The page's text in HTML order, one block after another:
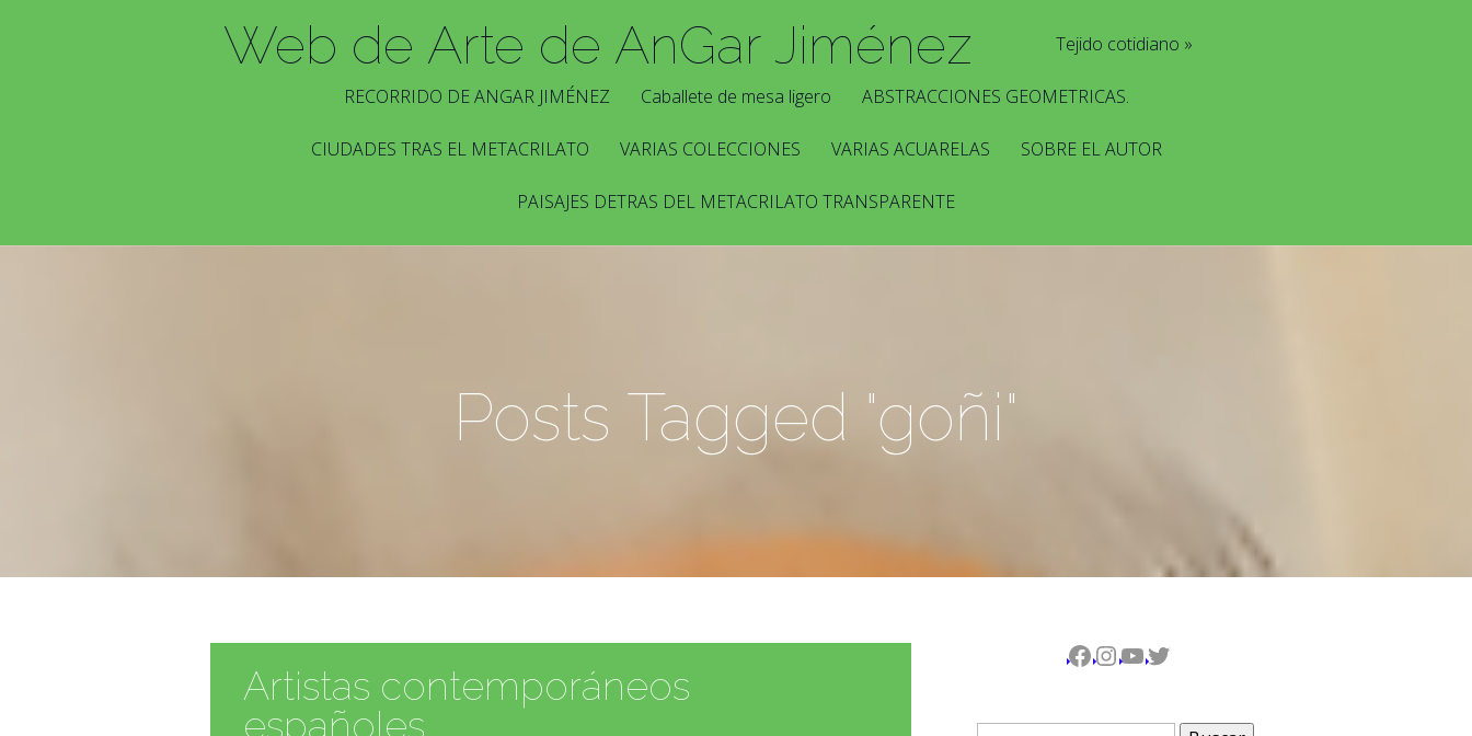
Web de Arte de AnGar Jiménez Tejido cotidiano
RECORRIDO DE ANGAR JIMÉNEZ Caballete de mesa ligero ABSTRACCIONES GEOMETRICAS.
CIUDADES TRAS EL METACRILATO VARIAS COLECCIONES VARIAS ACUARELAS SOBRE EL AUTOR
PAISAJES DETRAS DEL METACRILATO TRANSPARENTE
Posts Tagged "goñi"
Artistas contemporáneos
españoles
Facebook
Instagram
YouTube
Twitter
Buscar: